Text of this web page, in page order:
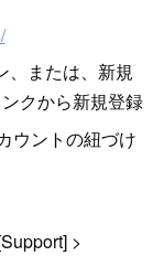
、または、新規
クから新規登録
ウントの紐づけ
>